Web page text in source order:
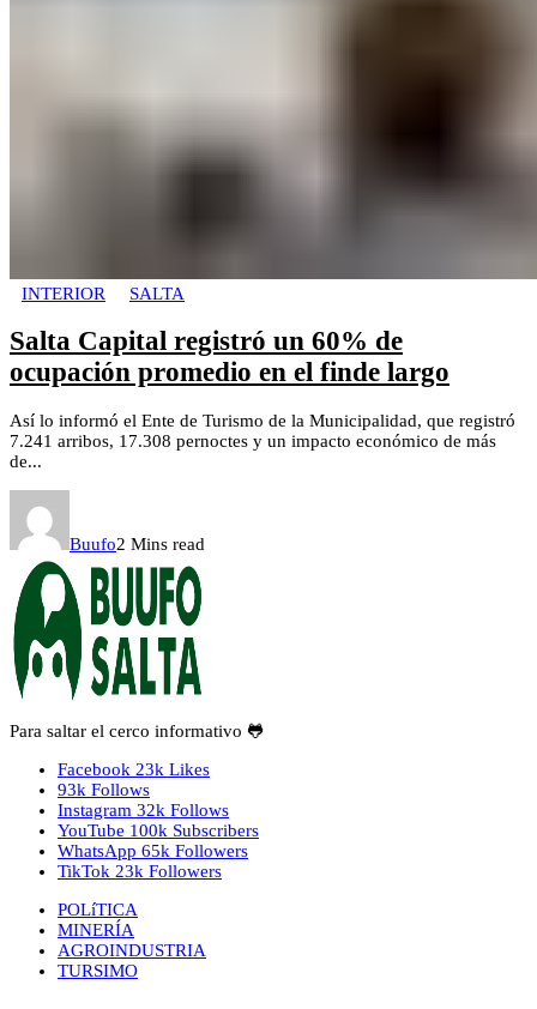
INTERIOR SALTA
Salta Capital registró un 60% de
ocupación promedio en el finde largo
Así lo informó el Ente de Turismo de la Municipalidad, que registró
7.241 arribos, 17.308 pernoctes y un impacto económico de más
de...
Buufo2 Mins read
Para saltar el cerco informativo 🐸
Facebook 23k Likes
93k Follows
Instagram 32k Follows
YouTube 100k Subscribers
WhatsApp 65k Followers
TikTok 23k Followers
POLíTICA
MINERÍA
AGROINDUSTRIA
TURSIMO